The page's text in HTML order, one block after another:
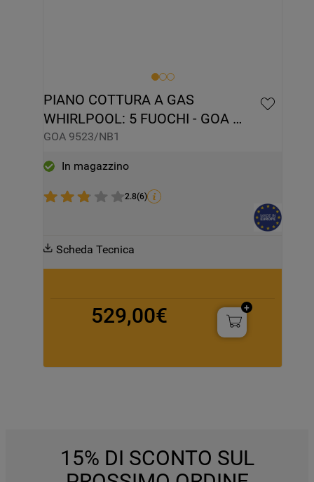
PIANO COTTURA A GAS
WHIRLPOOL: 5 FUOCHI - GOA
9523/NB1
GOA 9523/NB1
In magazzino
2.8(6)
Scheda Tecnica
529,00€
15% DI SCONTO SUL